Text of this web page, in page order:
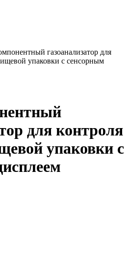
газоанализатор для
упаковки с сенсорным
для контроля
упаковки с